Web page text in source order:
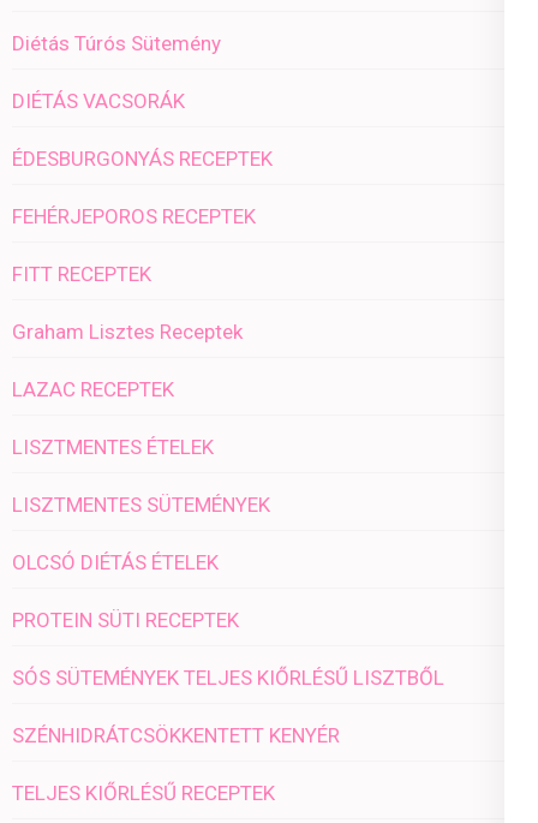
Diétás Túrós Sütemény
DIÉTÁS VACSORÁK
ÉDESBURGONYÁS RECEPTEK
FEHÉRJEPOROS RECEPTEK
FITT RECEPTEK
Graham Lisztes Receptek
LAZAC RECEPTEK
LISZTMENTES ÉTELEK
LISZTMENTES SÜTEMÉNYEK
OLCSÓ DIÉTÁS ÉTELEK
PROTEIN SÜTI RECEPTEK
SÓS SÜTEMÉNYEK TELJES KIŐRLÉSŰ LISZTBŐL
SZÉNHIDRÁTCSÖKKENTETT KENYÉR
TELJES KIŐRLÉSŰ RECEPTEK